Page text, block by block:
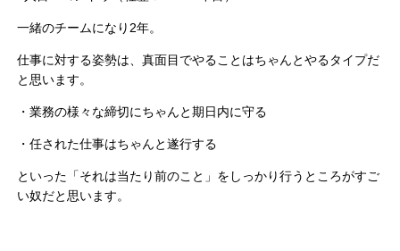
一緒のチームになり2年。
仕事に対する姿勢は、真面目でやることはちゃんとやるタイプだ
と思います。
・業務の様々な締切にちゃんと期日内に守る
・任された仕事はちゃんと遂行する
といった「それは当たり前のこと」をしっかり行うところがすご
い奴だと思います。